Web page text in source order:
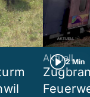
2 Min
Aktuell